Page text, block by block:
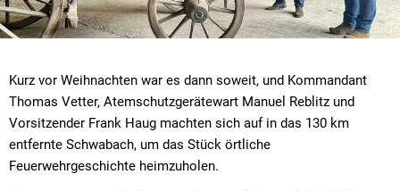
Kurz vor Weihnachten war es dann soweit, und Kommandant
Thomas Vetter, Atemschutzgerätewart Manuel Reblitz und
Vorsitzender Frank Haug machten sich auf in das 130 km
entfernte Schwabach, um das Stück örtliche
Feuerwehrgeschichte heimzuholen.